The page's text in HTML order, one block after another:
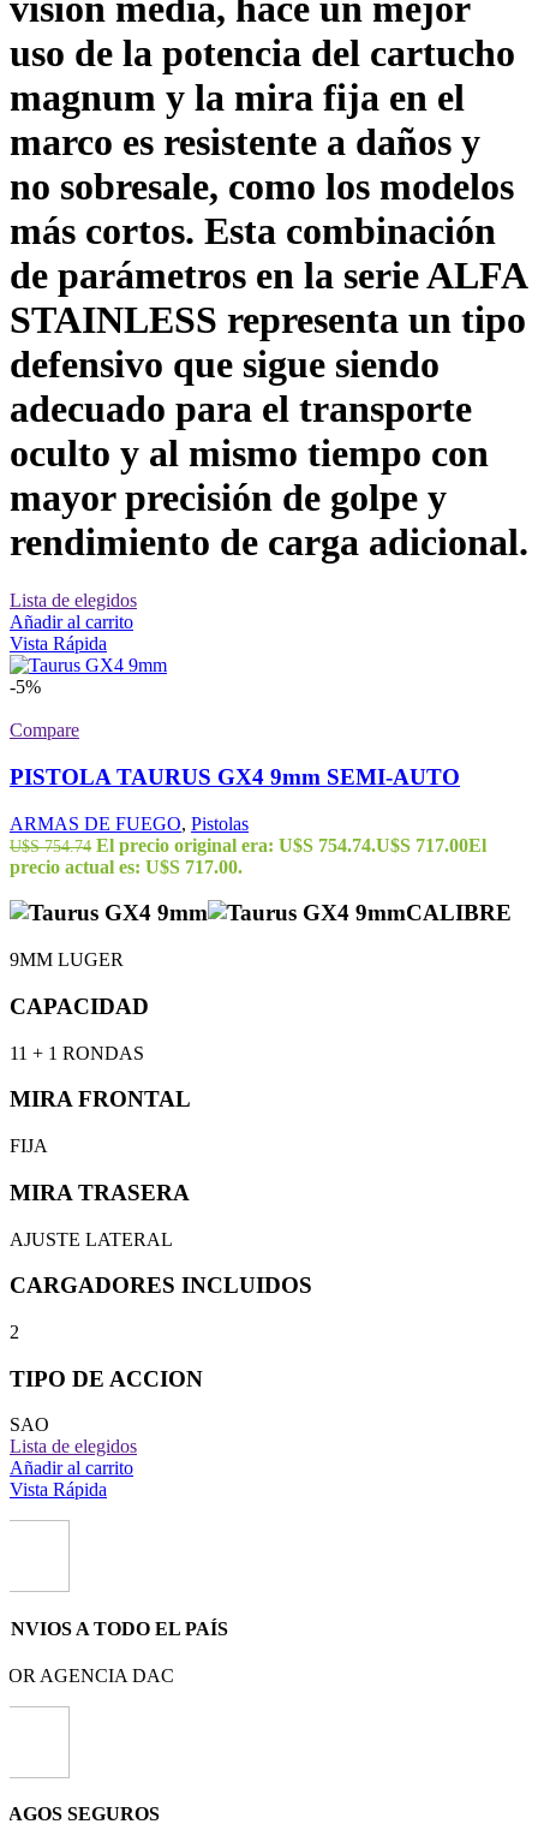
uso de la potencia del cartucho
magnum y la mira fija en el
marco es resistente a daños y
no sobresale, como los modelos
más cortos. Esta combinación
de parámetros en la serie ALFA
STAINLESS representa un tipo
defensivo que sigue siendo
adecuado para el transporte
oculto y al mismo tiempo con
mayor precisión de golpe y
rendimiento de carga adicional.
Lista de elegidos
Añadir al carrito
Vista Rápida
-5%
Compare
PISTOLA TAURUS GX4 9mm SEMI-AUTO
ARMAS DE FUEGO, Pistolas
U$S754.74 El precio original era: U$S 754.74.U$S 717.00El
precio actual es: U$S 717.00.
CALIBRE
9MM LUGER
CAPACIDAD
11 + 1 RONDAS
MIRA FRONTAL
FIJA
MIRA TRASERA
AJUSTE LATERAL
CARGADORES INCLUIDOS
2
TIPO DE ACCION
SAO
Lista de elegidos
Añadir al carrito
Vista Rápida
A TODO EL PAÍS
AGENCIA DAC
SEGUROS